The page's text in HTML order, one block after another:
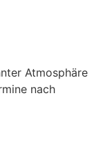
Atmosphäre
nach